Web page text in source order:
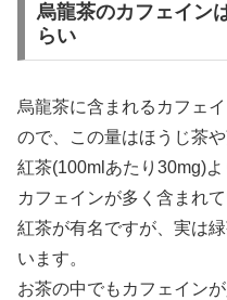
烏龍茶のカフェイン
らい
烏龍茶に含まれるカフェ
ので、この量はほうじ茶
紅茶(100mlあたり30mg)よ
カフェインが多く含まれ
紅茶が有名ですが、実は
います。
お茶の中でもカフェイン